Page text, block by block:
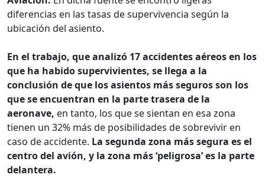
diferencias en las tasas de supervivencia según la
ubicación del asiento.
En el trabajo, que analizó 17 accidentes aéreos en los
que ha habido supervivientes, se llega a la
conclusión de que los asientos más seguros son los
que se encuentran en la parte trasera de la
aeronave, en tanto, los que se sientan en esa zona
tienen un 32% más de posibilidades de sobrevivir en
caso de accidente. La segunda zona más segura es el
centro del avión, y la zona más ‘peligrosa’ es la parte
delantera.